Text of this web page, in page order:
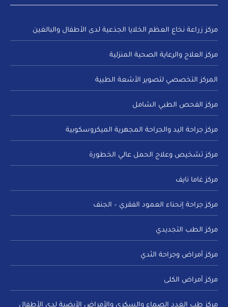
مركز زراعة نخاع العظم الخلايا الجذعية لدى الأطفال والبالغين
مركز العلاج والرعاية الصحية المنزلية
المركز التخصصي لتصوير الأشعة الطبية
مركز الفحص الطبي الشامل
مركز جراحة اليد والجراحة المجهرية الميكروسكوبية
مركز تشخيص وعلاج الحمل عالي الخطورة
مركز غاما نايف
مركز جراحة إنحناء العمود الفقري – الجنف
مركز الطب التجديدي
مركز أمراض وجراحة الثدي
مركز أمراض الكلى
مركز طب الغدد الصماء والسكري والأمراض الأيضية لدى الأطفال